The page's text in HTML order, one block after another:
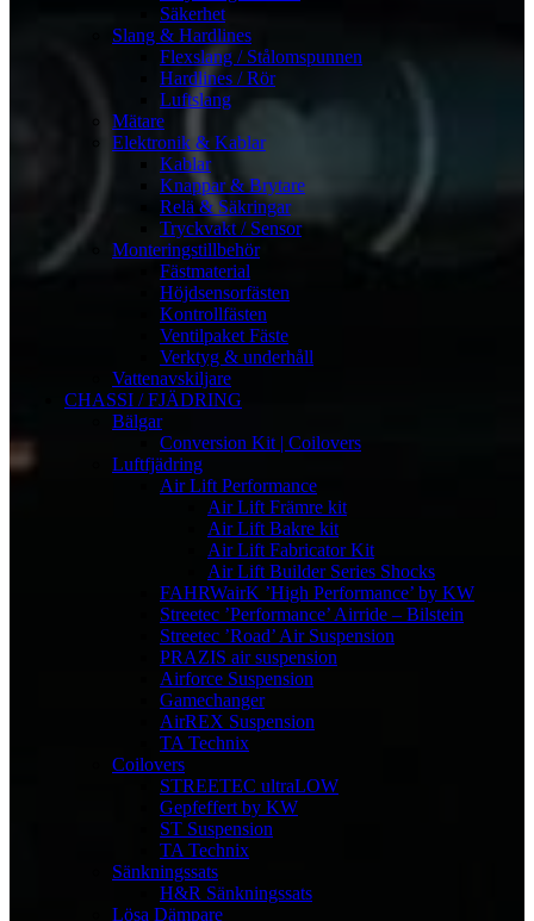
Säkerhet
Slang & Hardlines
Flexslang / Stålomspunnen
Hardlines / Rör
Luftslang
Mätare
Elektronik & Kablar
Kablar
Knappar & Brytare
Relä & Säkringar
Tryckvakt / Sensor
Monteringstillbehör
Fästmaterial
Höjdsensorfästen
Kontrollfästen
Ventilpaket Fäste
Verktyg & underhåll
Vattenavskiljare
CHASSI / FJÄDRING
Bälgar
Conversion Kit | Coilovers
Luftfjädring
Air Lift Performance
Air Lift Främre kit
Air Lift Bakre kit
Air Lift Fabricator Kit
Air Lift Builder Series Shocks
FAHRWairK ’High Performance’ by KW
Streetec ’Performance’ Airride – Bilstein
Streetec ’Road’ Air Suspension
PRAZIS air suspension
Airforce Suspension
Gamechanger
AirREX Suspension
TA Technix
Coilovers
STREETEC ultraLOW
Gepfeffert by KW
ST Suspension
TA Technix
Sänkningssats
H&R Sänkningssats
Lösa Dämpare